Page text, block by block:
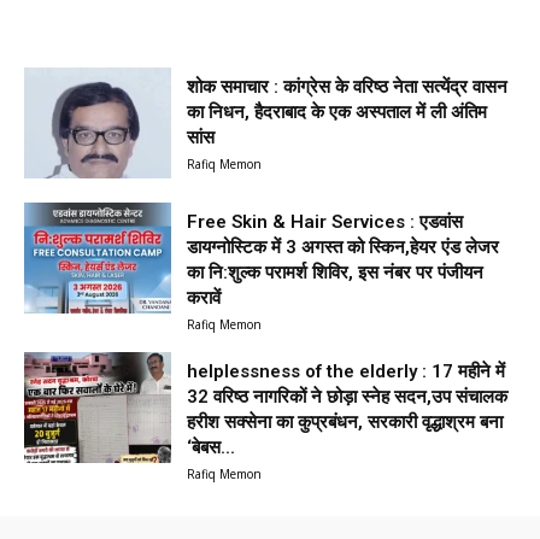
शोक समाचार : कांग्रेस के वरिष्ठ नेता सत्येंद्र वासन
का निधन, हैदराबाद के एक अस्पताल में ली अंतिम
सांस
Rafiq Memon
Free Skin & Hair Services : एडवांस
डायग्नोस्टिक में 3 अगस्त को स्किन,हेयर एंड लेजर
का नि:शुल्क परामर्श शिविर, इस नंबर पर पंजीयन
करावें
Rafiq Memon
helplessness of the elderly : 17 महीने में
32 वरिष्ठ नागरिकों ने छोड़ा स्नेह सदन,उप संचालक
हरीश सक्सेना का कुप्रबंधन, सरकारी वृद्धाश्रम बना
‘बेबस...
Rafiq Memon